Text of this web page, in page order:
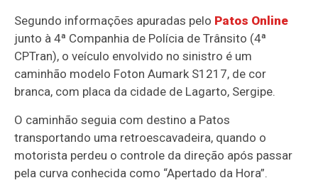
Segundo informações apuradas pelo Patos Online
junto à 4ª Companhia de Polícia de Trânsito (4ª
CPTran), o veículo envolvido no sinistro é um
caminhão modelo Foton Aumark S1217, de cor
branca, com placa da cidade de Lagarto, Sergipe.
O caminhão seguia com destino a Patos
transportando uma retroescavadeira, quando o
motorista perdeu o controle da direção após passar
pela curva conhecida como “Apertado da Hora”.